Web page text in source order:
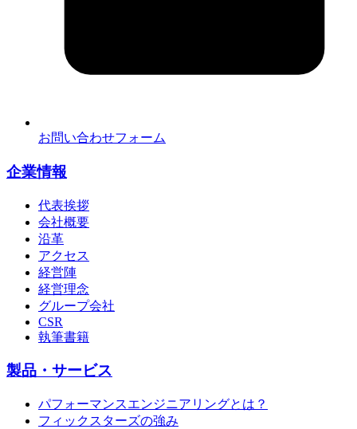
お問い合わせフォーム
企業情報
代表挨拶
会社概要
沿革
アクセス
経営陣
経営理念
グループ会社
CSR
執筆書籍
製品・サービス
パフォーマンスエンジニアリングとは？
フィックスターズの強み